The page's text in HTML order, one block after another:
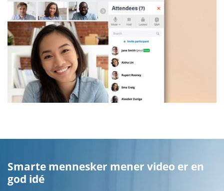
Smarte mennesker mener video er en
god idé